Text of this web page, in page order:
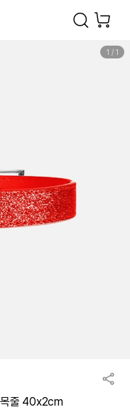
1 / 1
목줄 40x2cm